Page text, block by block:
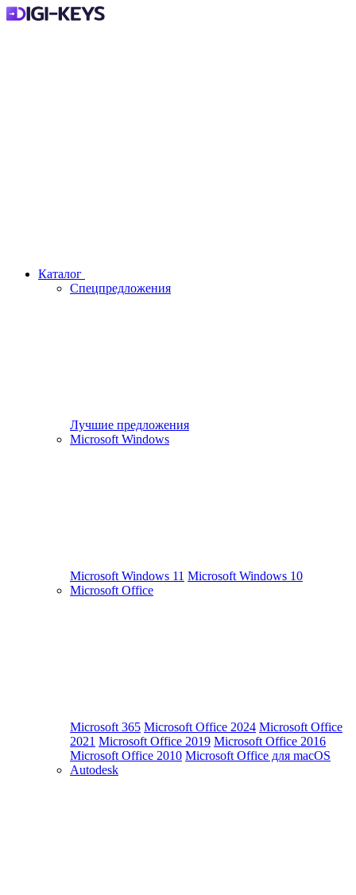
Каталог
Спецпредложения
Лучшие предложения
Microsoft Windows
Microsoft Windows 11 Microsoft Windows 10
Microsoft Office
Microsoft 365 Microsoft Office 2024 Microsoft Office
2021 Microsoft Office 2019 Microsoft Office 2016
Microsoft Office 2010 Microsoft Office для macOS
Autodesk